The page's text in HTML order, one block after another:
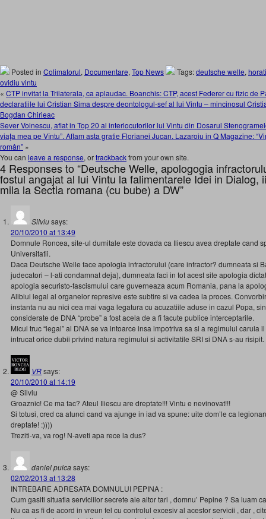
Posted in Colimatorul, Documentare, Top News Tags:deutsche welle,
ovidiu vintu
« CTP invitat la Trilaterala, ca aplaudac. Boanchis: CTP, acest Federer cu fizic de
declaratiile lui Cristian Sima despre deontologul-sef al lui Vintu – mincinosul
Bogdan Chirieac
Sever Voinescu, aflat in Top 20 al interlocutorilor lui Vintu din Dosarul
viaţa mea pe Vîntu”. Aflam asta gratie Florianei Jucan. Lazaroiu in Q Magazine:
român” »
You can leave a response, ortrackbackfrom your own site.
4 Responses to “Deutsche Welle, apologogia
fostul angajat al lui Vintu la falimentarele Idei in Dialog,
mila la Sectia romana (cu bube) a DW”
Silviusays:
20/10/2010 at 13:49
Domnule Roncea, site-ul dumitale este dovada ca Iliescu avea dreptate cand
Universitatii.
Daca Deutsche Welle face apologia infractorului (care infractor? dumneata si
judecatori – l-ati condamnat deja), dumneata faci in tot acest site apologia
apologia securisto-fascismului care guverneaza acum Romania, pana la
Alibiul legal al organelor represive este subtire si va cadea la proces.
instanta nu au nici cea mai vaga legatura cu acuzatiile aduse in cazul Popa,
considerate de DNA “probe” a fost acela de a fi facute publice interceptarile.
Micul truc “legal” al DNA se va intoarce insa impotriva sa si a regimului caruia
intrucat orice dubii privind natura regimului si activitatile SRI si DNA s-au risipit.
VRsays:
20/10/2010 at 14:19
@ Silviu
Groaznic! Ce ma fac? Ateul Iliescu are dreptate!!! Vintu e nevinovat!!!
Si totusi, cred ca atunci cand va ajunge in iad va spune: uite dom’le ca
dreptate! :))))
Treziti-va, va rog! N-aveti apa rece la dus?
daniel puicasays:
02/02/2013 at 13:28
INTREBARE ADRESATA DOMNULUI PEPINA :
Cum gasiti situatia serviciilor secrete ale altor tari , domnu’ Pepine ? Sa luam
Nu ca as fi de acord in vreun fel cu controlul excesiv al acestor servicii , dar ,